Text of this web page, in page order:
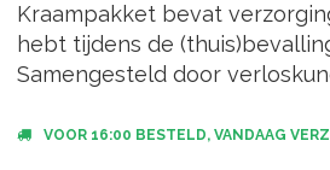
Kraampakket bevat
hebt tijdens de
Samengesteld door
VOOR 16:00 BESTELD, VANDAAG